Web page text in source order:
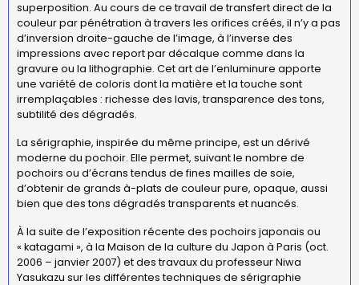
superposition. Au cours de ce travail de transfert direct de la
couleur par pénétration à travers les orifices créés, il n’y a pas
d’inversion droite-gauche de l’image, à l’inverse des
impressions avec report par décalque comme dans la
gravure ou la lithographie. Cet art de l’enluminure apporte
une variété de coloris dont la matière et la touche sont
irremplaçables : richesse des lavis, transparence des tons,
subtilité des dégradés.
La sérigraphie, inspirée du même principe, est un dérivé
moderne du pochoir. Elle permet, suivant le nombre de
pochoirs ou d’écrans tendus de fines mailles de soie,
d’obtenir de grands à-plats de couleur pure, opaque, aussi
bien que des tons dégradés transparents et nuancés.
À la suite de l’exposition récente des pochoirs japonais ou
« katagami », à la Maison de la culture du Japon à Paris (oct.
2006 – janvier 2007) et des travaux du professeur Niwa
Yasukazu sur les différentes techniques de sérigraphie